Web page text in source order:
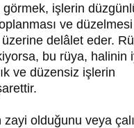
görmek, işlerin
ve
delâlet eder.
bu rüya, halinin
ve düzensiz işlerin
olduğunu veya